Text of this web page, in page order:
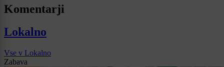
Komentarji
Lokalno
Vse v Lokalno
Zabava